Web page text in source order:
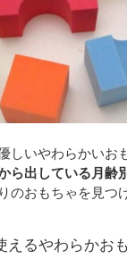
しいやわらかいお
ら出している月齢
のおもちゃを見つ
えるやわらかお